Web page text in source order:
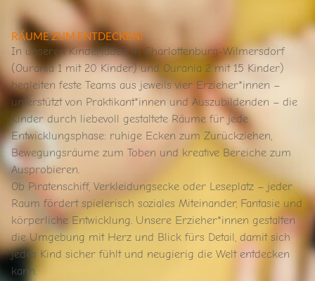
RÄUME ZUM ENTDECKEN!
In unseren Kinderläden in Charlottenburg-Wilmersdorf
(Ourania 1 mit 20 Kinder) und Ourania 2 mit 15 Kinder)
begleiten feste Teams aus jeweils vier Erzieher*innen –
unterstützt von Praktikant*innen und Auszubildenden – die
Kinder durch liebevoll gestaltete Räume für jede
Entwicklungsphase: ruhige Ecken zum Zurückziehen,
Bewegungsräume zum Toben und kreative Bereiche zum
Ausprobieren.
Ob Piratenschiff, Verkleidungsecke oder Leseplatz – jeder
Raum fördert spielerisch soziales Miteinander, Fantasie und
körperliche Entwicklung. Unsere Erzieher*innen gestalten
die Umgebung mit Herz und Blick fürs Detail, damit sich
jedes Kind sicher fühlt und neugierig die Welt entdecken
kann.